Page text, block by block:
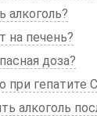
алкоголь?
на печень?
доза?
при гепатите С
алкоголь